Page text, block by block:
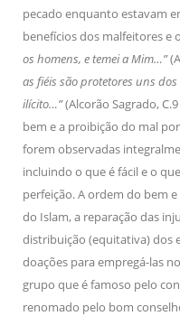
pecado enquanto estavam
benefícios dos malfeitores e
os homens, e temei a Mim…”
as fiéis são protetores uns
ilícito…”(Alcorão Sagrado,
bem e a proibição do mal
forem observadas
incluindo o que é fácil e o
perfeição. A ordem do bem
do Islam, a reparação das
distribuição (equitativa) dos
doações para empregá-las
grupo que é famoso pelo
renomado pelo bom